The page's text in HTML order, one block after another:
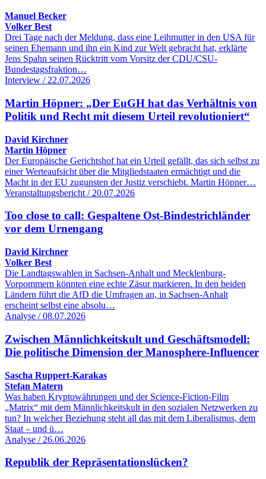
Manuel Becker
Volker Best
Drei Tage nach der Meldung, dass eine Leihmutter in den USA für
seinen Ehemann und ihn ein Kind zur Welt gebracht hat, erklärte
Jens Spahn seinen Rücktritt vom Vorsitz der CDU/CSU-
Bundestagsfraktion…
Interview / 22.07.2026
Martin Höpner: „Der EuGH hat das Verhältnis von
Politik und Recht mit diesem Urteil revolutioniert“
David Kirchner
Martin Höpner
Der Europäische Gerichtshof hat ein Urteil gefällt, das sich selbst zu
einer Werteaufsicht über die Mitgliedstaaten ermächtigt und die
Macht in der EU zugunsten der Justiz verschiebt. Martin Höpner…
Veranstaltungsbericht / 20.07.2026
Too close to call: Gespaltene Ost-Bindestrichländer
vor dem Urnengang
David Kirchner
Volker Best
Die Landtagswahlen in Sachsen-Anhalt und Mecklenburg-
Vorpommern könnten eine echte Zäsur markieren. In den beiden
Ländern führt die AfD die Umfragen an, in Sachsen-Anhalt
erscheint selbst eine absolu…
Analyse / 08.07.2026
Zwischen Männlichkeitskult und Geschäftsmodell:
Die politische Dimension der Manosphere-Influencer
Sascha Ruppert-Karakas
Stefan Matern
Was haben Kryptowährungen und der Science-Fiction-Film
„Matrix“ mit dem Männlichkeitskult in den sozialen Netzwerken zu
tun? In welcher Beziehung steht all das mit dem Liberalismus, dem
Staat – und ü…
Analyse / 26.06.2026
Republik der Repräsentationslücken?